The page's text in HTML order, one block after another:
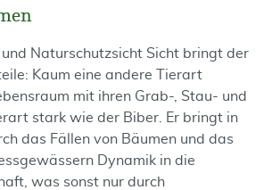
Naturschutzsicht Sicht bringt der
Kaum eine andere Tierart
mit ihren Grab-, Stau- und
stark wie der Biber. Er bringt in
das Fällen von Bäumen und das
Dynamik in die
was sonst nur durch